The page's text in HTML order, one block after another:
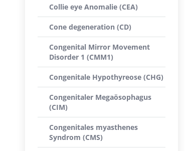
Collie eye Anomalie (CEA)
Cone degeneration (CD)
Congenital Mirror Movement
Disorder 1 (CMM1)
Congenitale Hypothyreose (CHG)
Congenitaler Megaösophagus
(CIM)
Congenitales myasthenes
Syndrom (CMS)